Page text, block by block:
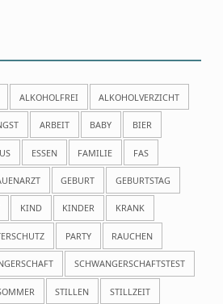
ALKOHOLFREI ALKOHOLVERZICHT
ARBEIT BABY BIER
ESSEN FAMILIE FAS
GEBURT GEBURTSTAG
KIND KINDER KRANK
PARTY RAUCHEN
SCHWANGERSCHAFTSTEST
STILLEN STILLZEIT